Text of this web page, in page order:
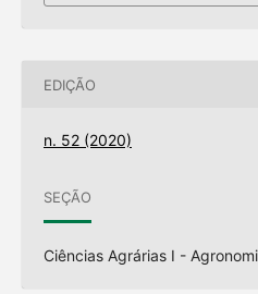
EDIÇÃO
n. 52 (2020)
SEÇÃO
Ciências Agrárias I -